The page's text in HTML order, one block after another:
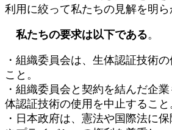
利用に絞って私たちの見解を明ら
私たちの要求は以下である。
・組織委員会は、生体認証技術
こと。
・組織委員会と契約を結んだ企
体認証技術の使用を中止すること
・日本政府は、憲法や国際法に